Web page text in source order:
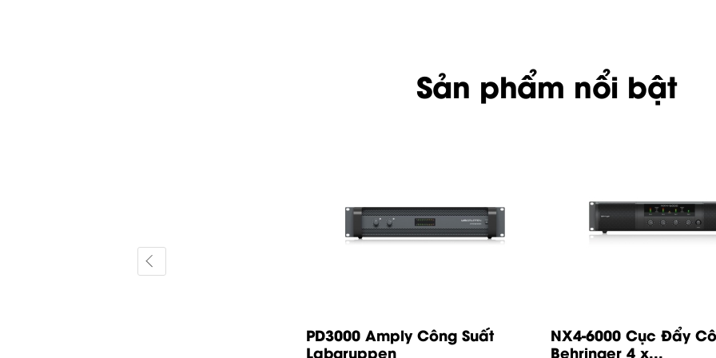
Sản phẩm nổi bật
PD3000 Amply Công Suất
Labgruppen
NX4-6000 Cục Đẩy
Behringer 4 x...